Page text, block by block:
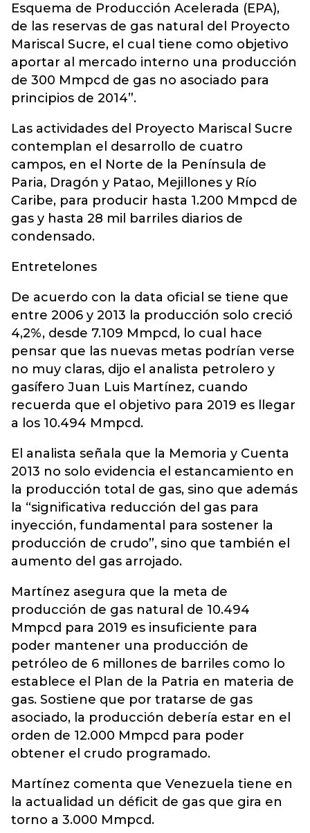
Esquema de Producción Acelerada (EPA),
de las reservas de gas natural del Proyecto
Mariscal Sucre, el cual tiene como objetivo
aportar al mercado interno una producción
de 300 Mmpcd de gas no asociado para
principios de 2014”.
Las actividades del Proyecto Mariscal Sucre
contemplan el desarrollo de cuatro
campos, en el Norte de la Península de
Paria, Dragón y Patao, Mejillones y Río
Caribe, para producir hasta 1.200 Mmpcd de
gas y hasta 28 mil barriles diarios de
condensado.
Entretelones
De acuerdo con la data oficial se tiene que
entre 2006 y 2013 la producción solo creció
4,2%, desde 7.109 Mmpcd, lo cual hace
pensar que las nuevas metas podrían verse
no muy claras, dijo el analista petrolero y
gasífero Juan Luis Martínez, cuando
recuerda que el objetivo para 2019 es llegar
a los 10.494 Mmpcd.
El analista señala que la Memoria y Cuenta
2013 no solo evidencia el estancamiento en
la producción total de gas, sino que además
la “significativa reducción del gas para
inyección, fundamental para sostener la
producción de crudo”, sino que también el
aumento del gas arrojado.
Martínez asegura que la meta de
producción de gas natural de 10.494
Mmpcd para 2019 es insuficiente para
poder mantener una producción de
petróleo de 6 millones de barriles como lo
establece el Plan de la Patria en materia de
gas. Sostiene que por tratarse de gas
asociado, la producción debería estar en el
orden de 12.000 Mmpcd para poder
obtener el crudo programado.
Martínez comenta que Venezuela tiene en
la actualidad un déficit de gas que gira en
torno a 3.000 Mmpcd.